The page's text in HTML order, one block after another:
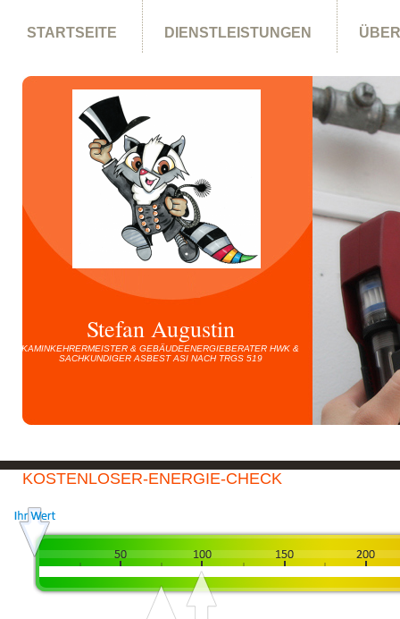
STARTSEITE DIENSTLEISTUNGEN
DATENSCHUTZERKLÄRUNG
Stefan Augustin
KAMINKEHRERMEISTER & GEBÄUDEENERGIEBERATER HWK &
SACHKUNDIGER ASBEST ASI NACH TRGS 519
KOSTENLOSER-ENERGIE-CHECK